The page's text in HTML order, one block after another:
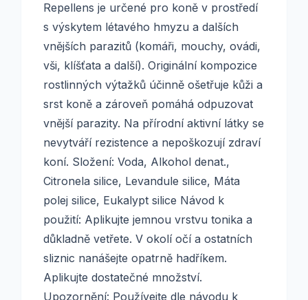
Repellens je určené pro koně v prostředí
s výskytem létavého hmyzu a dalších
vnějších parazitů (komáři, mouchy, ovádi,
vši, klíšťata a další). Originální kompozice
rostlinných výtažků účinně ošetřuje kůži a
srst koně a zároveň pomáhá odpuzovat
vnější parazity. Na přírodní aktivní látky se
nevytváří rezistence a nepoškozují zdraví
koní. Složení: Voda, Alkohol denat.,
Citronela silice, Levandule silice, Máta
polej silice, Eukalypt silice Návod k
použití: Aplikujte jemnou vrstvu tonika a
důkladně vetřete. V okolí očí a ostatních
sliznic nanášejte opatrně hadříkem.
Aplikujte dostatečné množství.
Upozornění: Používejte dle návodu k